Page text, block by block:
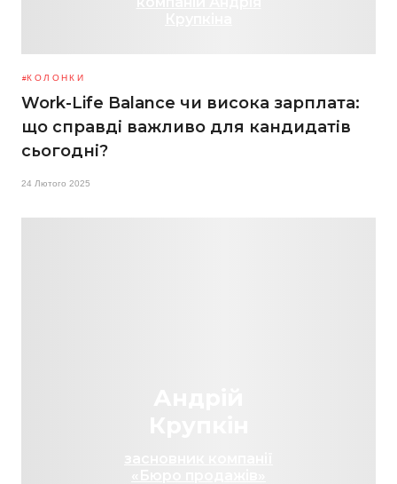
КОЛОНКИ
Work-Life Balance чи висока зарплата:
що справді важливо для кандидатів
сьогодні?
24 Лютого 2025